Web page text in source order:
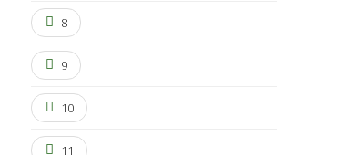
8
9
10
11